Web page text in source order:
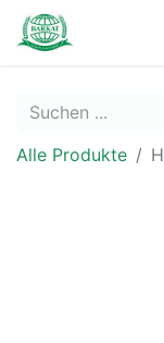
Alle Produkte